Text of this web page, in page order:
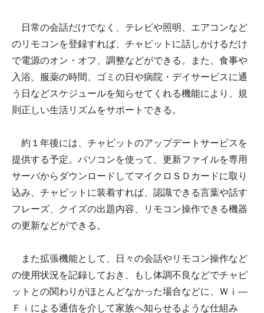
日常の会話だけでなく、テレビや照明、エアコンなど
のリモコンを登録すれば、チャピットに話しかけるだけ
で電源のオン・オフ、調整などができる。また、食事や
入浴、服薬の時間、ゴミの日や病院・デイサービスに通
う日などスケジュールを知らせてくれる機能により、規
則正しい生活リズムをサポートできる。
約１年後には、チャピットのアップデートサービスを
提供する予定。パソコンを使って、更新ファイルを専用
サーバからダウンロードしてマイクロＳＤカードに取り
込み、チャピットに装着すれば、認識できる言葉や話す
フレーズ、クイズの出題内容、リモコン操作できる機器
の更新などができる。
また拡張機能として、日々の会話やリモコン操作など
の使用状況を記録しておき、もし体調不良などでチャピ
ットとの関わりがほとんどなかった場合などに、Ｗｉ―
Ｆｉによる通信を介して家族へ知らせるような仕組み